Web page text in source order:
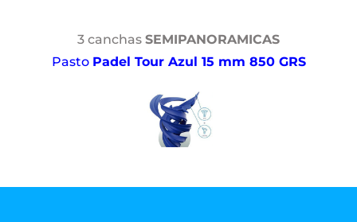
3 canchas SEMIPANORAMICAS
Pasto Padel Tour Azul 15 mm 850 GRS